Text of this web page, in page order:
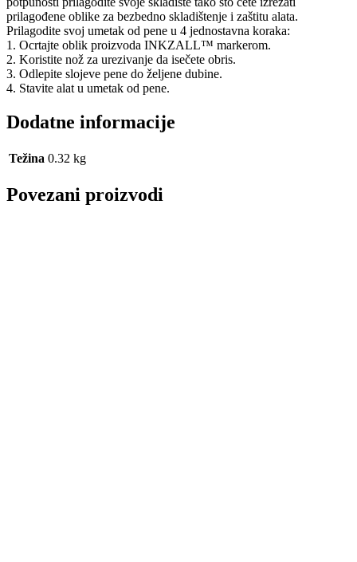
prilagođene oblike za bezbedno skladištenje i zaštitu alata.
Prilagodite svoj umetak od pene u 4 jednostavna koraka:
1. Ocrtajte oblik proizvoda INKZALL™ markerom.
2. Koristite nož za urezivanje da isečete obris.
3. Odlepite slojeve pene do željene dubine.
4. Stavite alat u umetak od pene.
Dodatne informacije
Težina 0.32 kg
Povezani proizvodi